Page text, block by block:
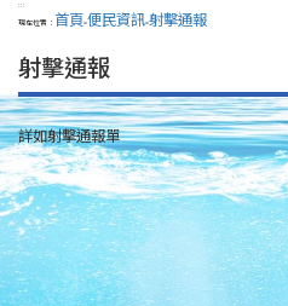
:::
現在位置： 首頁>便民資訊>射擊通報
射擊通報
詳如射擊通報單